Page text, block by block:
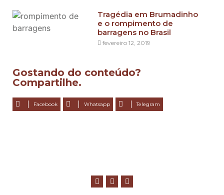
Tragédia em Brumadinho
e o rompimento de
barragens no Brasil
fevereiro 12, 2019
Gostando do conteúdo?
Compartilhe.
Facebook Whatsapp Telegram